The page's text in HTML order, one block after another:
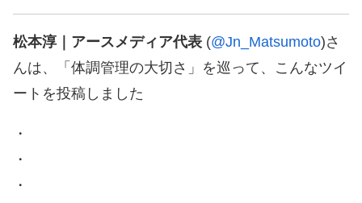
松本淳｜アースメディア代表 (@Jn_Matsumoto)さ
んは、「体調管理の大切さ」を巡って、こんなツイ
ートを投稿しました
・
・
・